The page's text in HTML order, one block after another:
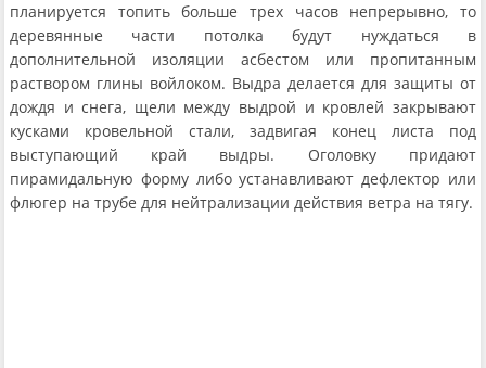
планируется топить больше трех часов непрерывно, то
деревянные части потолка будут нуждаться в
дополнительной изоляции асбестом или пропитанным
раствором глины войлоком. Выдра делается для защиты от
дождя и снега, щели между выдрой и кровлей закрывают
кусками кровельной стали, задвигая конец листа под
выступающий край выдры. Оголовку придают
пирамидальную форму либо устанавливают дефлектор или
флюгер на трубе для нейтрализации действия ветра на тягу.